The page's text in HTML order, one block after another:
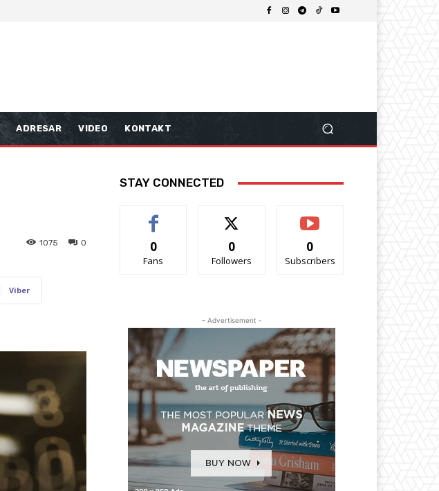
ADRESAR VIDEO KONTAKT
0
1075
Viber
STAY CONNECTED
0
Fans
0
Followers
0
Subscribers
- Advertisement -